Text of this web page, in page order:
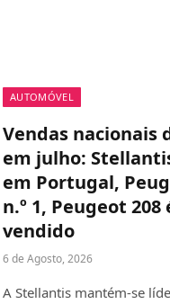
AUTOMÓVEL
Vendas nacionais
em julho:
em Portugal,
n.º 1, Peugeot
vendido
6 de Agosto, 2026
A Stellantis mantém-se